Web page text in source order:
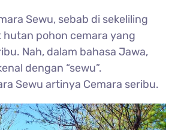
Sewu, sebab di sekeliling
pohon cemara yang
Nah, dalam bahasa Jawa,
dengan “sewu”.
Sewu artinya Cemara seribu.